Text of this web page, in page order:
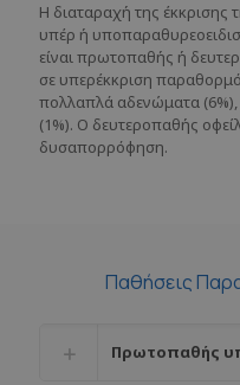
Η διαταραχή της
υπέρ ή
είναι πρωτοπαθής ή
σε υπερέκκριση
πολλαπλά αδενώματα
(1%). Ο δευτεροπαθής
δυσαπορρόφηση.
Παθήσεις
Πρωτοπαθής